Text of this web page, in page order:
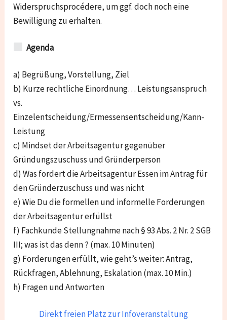
Widerspruchsprocédere, um ggf. doch noch eine
Bewilligung zu erhalten.
Agenda
a) Begrüßung, Vorstellung, Ziel
b) Kurze rechtliche Einordnung… Leistungsanspruch
vs.
Einzelentscheidung/Ermessensentscheidung/Kann-
Leistung
c) Mindset der Arbeitsagentur gegenüber
Gründungszuschuss und Gründerperson
d) Was fordert die Arbeitsagentur Essen im Antrag für
den Gründerzuschuss und was nicht
e) Wie Du die formellen und informelle Forderungen
der Arbeitsagentur erfüllst
f) Fachkunde Stellungnahme nach § 93 Abs. 2 Nr. 2 SGB
III; was ist das denn ? (max. 10 Minuten)
g) Forderungen erfüllt, wie geht’s weiter: Antrag,
Rückfragen, Ablehnung, Eskalation (max. 10 Min.)
h) Fragen und Antworten
Direkt freien Platz zur Infoveranstaltung